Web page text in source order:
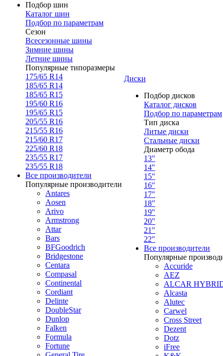
Подбор шин
Каталог шин
Подбор по параметрам
Сезон
Всесезонные шины
Зимние шины
Летние шины
Популярные типоразмеры
175/65 R14
185/65 R14
185/65 R15
195/60 R16
195/65 R15
205/55 R16
215/55 R16
215/60 R17
225/60 R18
235/55 R17
235/55 R18
Все производители
Популярные производители
Antares
Aosen
Arivo
Armstrong
Attar
Bars
BFGoodrich
Bridgestone
Centara
Compasal
Continental
Cordiant
Delinte
DoubleStar
Dunlop
Falken
Formula
Fortune
Диски
Подбор дисков
Каталог дисков
Подбор по параметрам
Тип диска
Литые диски
Стальные диски
Диаметр обода
13"
14"
15"
16"
17"
18"
19"
20"
21"
22"
Все производители
Популярные
Accuride
AEZ
ALCAR
Alcasta
Alutec
Carwel
Cross Street
Dezent
Dotz
iFree